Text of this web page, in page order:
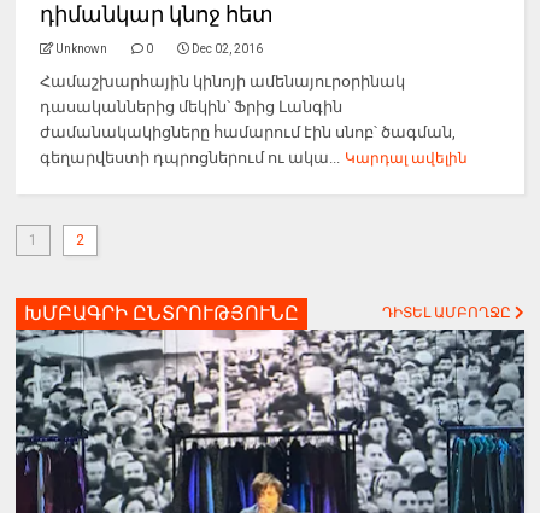
դիմանկար կնոջ հետ
Unknown 0 Dec 02, 2016
Համաշխարհային կինոյի ամենայուրօրինակ
դասականներից մեկին՝ Ֆրից Լանգին
ժամանակակիցները համարում էին սնոբ՝ ծագման,
գեղարվեստի դպրոցներում ու ակա... Կարդալ ավելին
1 2
ԽՄԲԱԳՐԻ ԸՆՏՐՈՒԹՅՈՒՆԸ ԴԻՏԵԼ ԱՄԲՈՂՋԸ